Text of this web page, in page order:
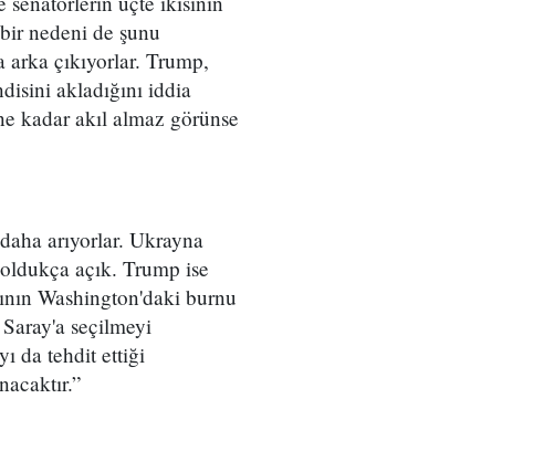
nedeni de şunu
çıkıyorlar. Trump,
akladığını iddia
kadar akıl almaz görünse
arıyorlar. Ukrayna
açık. Trump ise
Washington'daki burnu
seçilmeyi
da tehdit ettiği